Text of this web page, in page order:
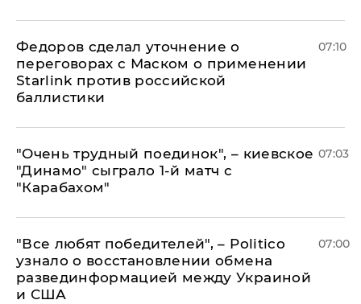
Федоров сделал уточнение о
переговорах с Маском о применении
Starlink против российской
баллистики
07:10
"Очень трудный поединок", – киевское
"Динамо" сыграло 1-й матч с
"Карабахом"
07:03
​"Все любят победителей", – Politico
узнало о восстановлении обмена
развединформацией между Украиной
и США
07:00